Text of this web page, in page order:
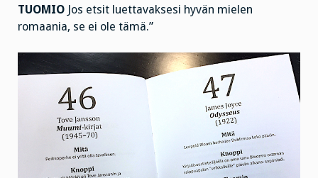
TUOMIO Jos etsit luettavaksesi hyvän mielen
romaania, se ei ole tämä.”